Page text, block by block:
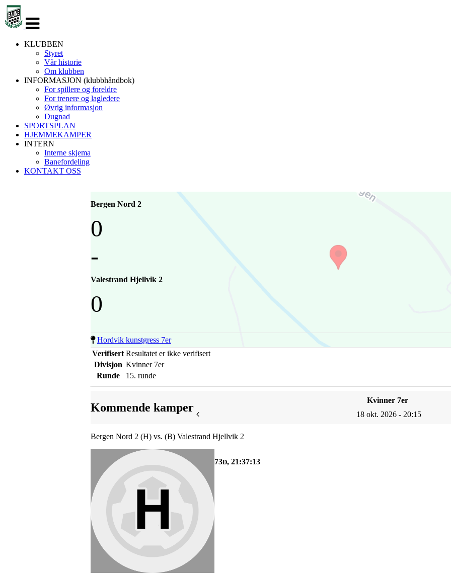
navigasjon
KLUBBEN
Styret
Vår historie
Om klubben
INFORMASJON (klubbhåndbok)
For spillere og foreldre
For trenere og lagledere
Øvrig informasjon
Dugnad
SPORTSPLAN
HJEMMEKAMPER
INTERN
Interne skjema
Banefordeling
KONTAKT OSS
Bergen Nord 2
0
-
Valestrand Hjellvik 2
0
Hordvik kunstgress 7er
Verifisert Resultatet er ikke verifisert
Divisjon Kvinner 7er
Runde
15. runde
Kommende kamper
Kvinner 7er
18 okt. 2026 - 20:15
Bergen Nord 2 (H) vs. (B) Valestrand Hjellvik 2
73D, 21:37:13